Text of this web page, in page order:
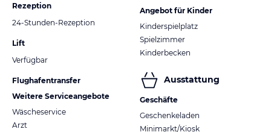
Rezeption
24-Stunden-Rezeption
Lift
Verfügbar
Flughafentransfer
Weitere Serviceangebote
Wäscheservice
Arzt
Angebot für Kinder
Kinderspielplatz
Spielzimmer
Kinderbecken
Ausstattung
Geschäfte
Geschenkeladen
Minimarkt/Kiosk